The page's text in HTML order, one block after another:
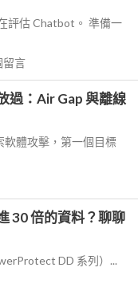
評估 Chatbot。 準備一
留言
過：Air Gap 與離線
軟體攻擊，第一個目標
30 倍的資料？聊聊
DD 系列）...